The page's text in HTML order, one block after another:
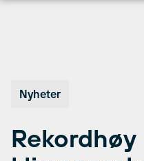
Nyheter
Rekordhøy